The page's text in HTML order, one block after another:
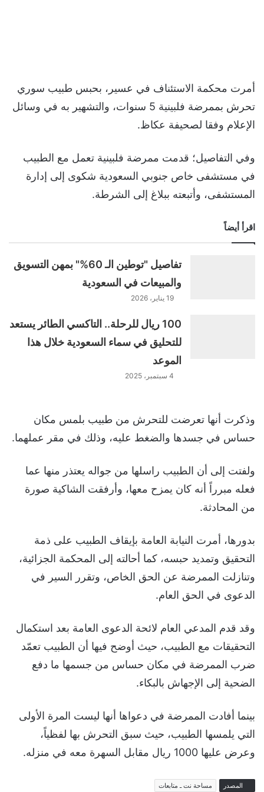
أمرت محكمة الاستئناف في عسير، بحبس طبيب سوري
تحرش بممرضة فلبينية 5 سنوات، والتشهير به في وسائل
الإعلام وفقا لصحيفة عكاظ.
وفي التفاصيل؛ قدمت ممرضة فلبينية تعمل مع الطبيب
في مستشفى خاص جنوبي السعودية شكوى إلى إدارة
المستشفى، وأتبعته ببلاغ إلى الشرطة.
اقرأ أيضاً
تفاصيل "توطين الـ 60%" بمهن التسويق
والمبيعات في السعودية
19 يناير، 2026
100 ريال للرحلة.. التاكسي الطائر يستعد
للتحليق في سماء السعودية خلال هذا
الموعد
4 سبتمبر، 2025
وذكرت أنها تعرضت للتحرش من طبيب بلمس مكان
حساس في جسدها والضغط عليه، وذلك في مقر عملهما.
ولفتت إلى أن الطبيب راسلها من جواله يعتذر منها عما
فعله مبرراً أنه كان يمزح معها، وأرفقت الشاكية صورة
من المحادثة.
بدورها، أمرت النيابة العامة بإيقاف الطبيب على ذمة
التحقيق وتمديد حبسه، كما أحالته إلى المحكمة الجزائية،
وتنازلت الممرضة عن الحق الخاص، وتقرر السير في
الدعوى في الحق العام.
وقد قدم المدعي العام لائحة الدعوى العامة بعد استكمال
التحقيقات مع الطبيب، حيث أوضح فيها أن الطبيب تعمّد
ضرب الممرضة في مكان حساس من جسمها ما دفع
الضحية إلى الإجهاش بالبكاء.
بينما أفادت الممرضة في دعواها أنها ليست المرة الأولى
التي يلمسها الطبيب، حيث سبق التحرش بها لفظياً،
وعرض عليها 1000 ريال مقابل السهرة معه في منزله.
المصدر مساحة نت ـ متابعات